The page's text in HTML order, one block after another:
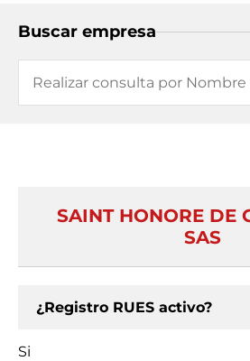
Buscar empresa
SAINT HONORE DE
SAS
¿Registro RUES activo?
Si